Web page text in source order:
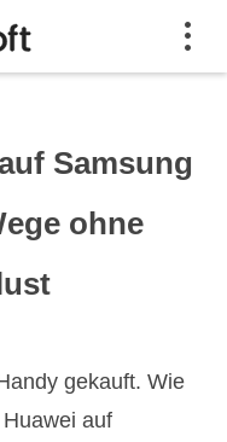
Samsung
ohne
gekauft. Wie
auf